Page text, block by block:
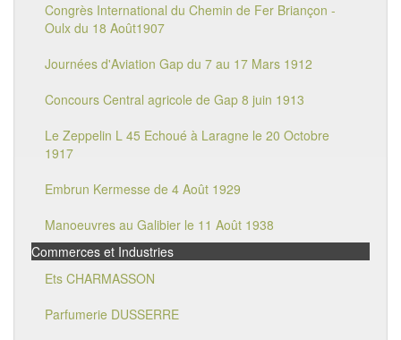
Congrès International du Chemin de Fer Briançon -
Oulx du 18 Août1907
Journées d'Aviation Gap du 7 au 17 Mars 1912
Concours Central agricole de Gap 8 juin 1913
Le Zeppelin L 45 Echoué à Laragne le 20 Octobre
1917
Embrun Kermesse de 4 Août 1929
Manoeuvres au Galibier le 11 Août 1938
Commerces et Industries
Ets CHARMASSON
Parfumerie DUSSERRE